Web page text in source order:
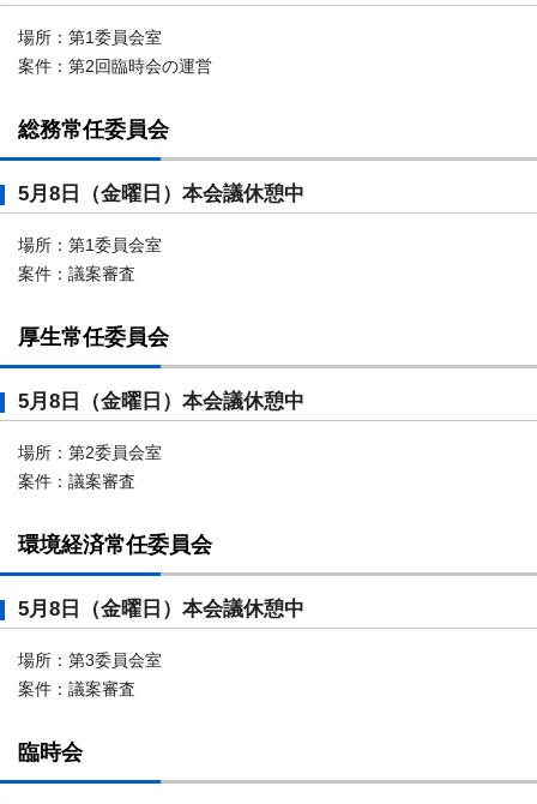
場所：第1委員会室
案件：第2回臨時会の運営
総務常任委員会
5月8日（金曜日）本会議休憩中
場所：第1委員会室
案件：議案審査
厚生常任委員会
5月8日（金曜日）本会議休憩中
場所：第2委員会室
案件：議案審査
環境経済常任委員会
5月8日（金曜日）本会議休憩中
場所：第3委員会室
案件：議案審査
臨時会